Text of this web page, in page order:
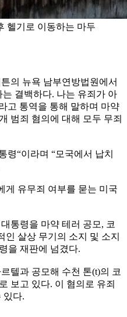
헬기로 이동하는 마두
의 뉴욕 남부연방법원에서
결백하다. 나는 유죄가 아
고 통역을 통해 말하며 마약
범죄 혐의에 대해 모두 무죄
령“이라며 “모국에서 납치
게 유무죄 여부를 묻는 미국
통령을 마약 테러 공모, 코
인 살상 무기의 소지 및 소지
을 재판에 넘겼다.
텔과 공모해 수천 톤(t)의 코
보고 있다. 이 혐의로 유죄
있다.